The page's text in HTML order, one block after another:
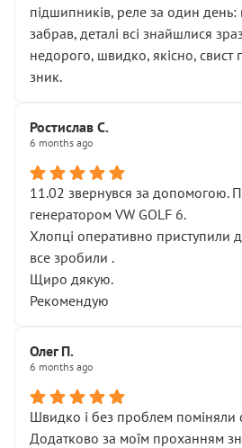
підшипників, реле за один день:
забрав, деталі всі знайшлися
недорого, швидко, якісно, свист
зник.
Ростислав С.
6 months ago
11.02 звернувся за допомогою.
генератором VW GOLF 6.
Хлопці оперативно приступили
все зробили .
Щиро дякую.
Рекомендую
Олег П.
6 months ago
Швидко і без проблем поміняли
Додатково за моїм проханням